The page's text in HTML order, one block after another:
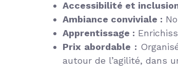
Accessibilité et
Ambiance conviviale :
Apprentissage :
Prix abordable :
autour de l’agilité, dans